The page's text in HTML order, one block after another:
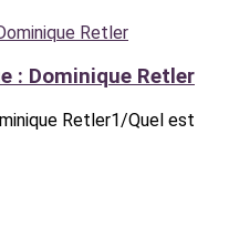
: Dominique Retler
Retler1/Quel est